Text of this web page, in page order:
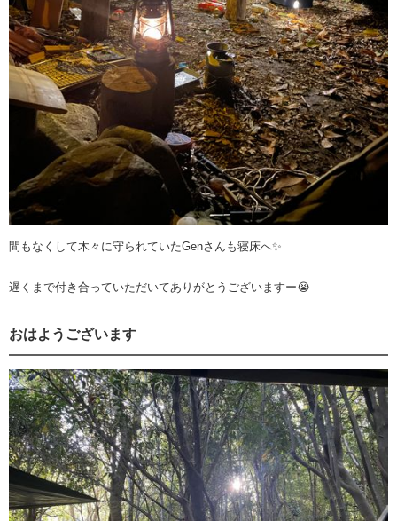
間もなくして木々に守られていたGenさんも寝床へ✨
遅くまで付き合っていただいてありがとうございますー😭
おはようございます